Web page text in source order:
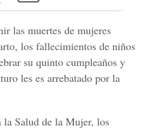
las muertes de mujeres
los fallecimientos de niños
su quinto cumpleaños y
les es arrebatado por la
Salud de la Mujer, los